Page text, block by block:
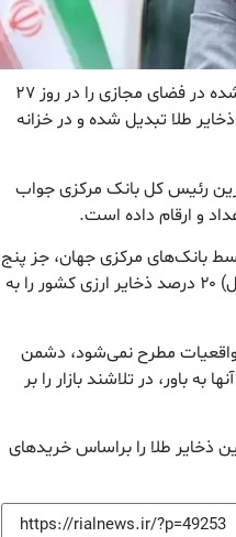
ریال نیوز : رئیس کل بانک مرکزی جواب شایعه مطرح شده در فضای مجازی را در روز ۲۷
ذخایر ارزی به ذخایر طلا تبدیل شده و در خزانه
رئیس کل بانک مرکزی جواب
بانک‌های مرکزی جهان، جز پنج
کشور اول در خرید طلاست و هم‌اکنون (تا آذر ماه امسال) ۲۰ درصد ذخایر ارزی کشور را به
واقعیات مطرح نمی‌شود، دشمن
باور، در تلاشند بازار را بر
ذخایر طلا را براساس خریدهای